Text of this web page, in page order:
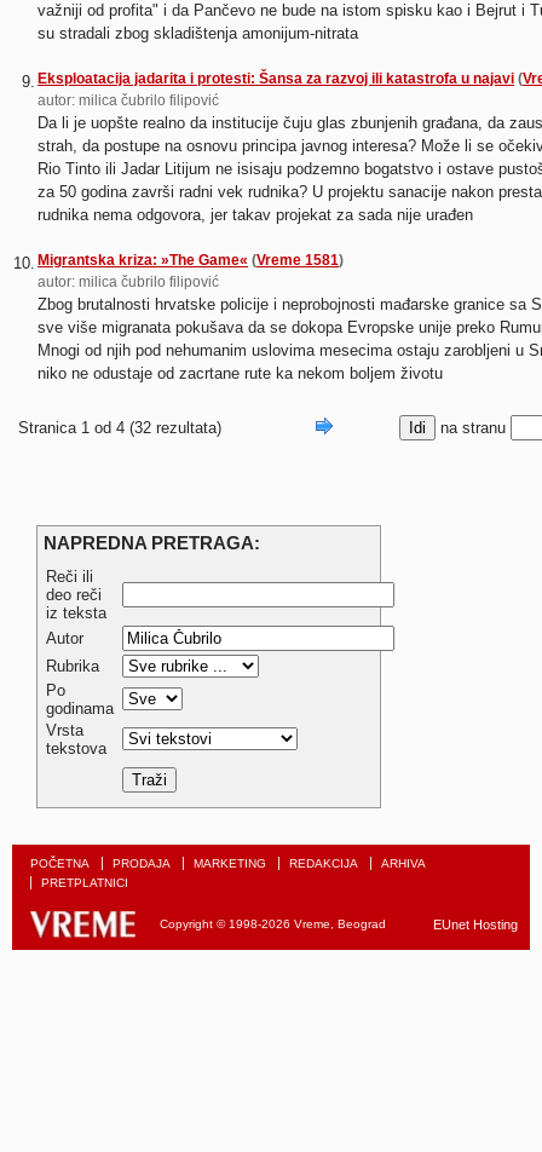
važniji od profita" i da Pančevo ne bude na istom spisku kao i Bejrut i
su stradali zbog skladištenja amonijum-nitrata
9. Eksploatacija jadarita i protesti: Šansa za razvoj ili katastrofa u najavi (
autor: milica čubrilo filipović
Da li je uopšte realno da institucije čuju glas zbunjenih građana, da
strah, da postupe na osnovu principa javnog interesa? Može li se
Rio Tinto ili Jadar Litijum ne isisaju podzemno bogatstvo i ostave
za 50 godina završi radni vek rudnika? U projektu sanacije nakon
rudnika nema odgovora, jer takav projekat za sada nije urađen
10. Migrantska kriza: »The Game« (Vreme 1581)
autor: milica čubrilo filipović
Zbog brutalnosti hrvatske policije i neprobojnosti mađarske granice sa
sve više migranata pokušava da se dokopa Evropske unije preko
Mnogi od njih pod nehumanim uslovima mesecima ostaju zarobljeni u
niko ne odustaje od zacrtane rute ka nekom boljem životu
Stranica 1 od 4 (32 rezultata) na stranu
NAPREDNA PRETRAGA:
Reči ili
deo reči
iz teksta
Autor
Rubrika
Po
godinama
Vrsta
tekstova
POČETNA PRODAJA MARKETING REDAKCIJA
ARHIVA
PRETPLATNICI
Copyright © 1998-2026 Vreme, Beograd EUnet Hosting